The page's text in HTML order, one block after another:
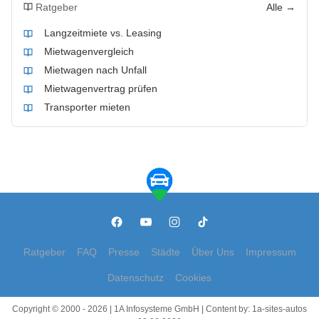
Ratgeber Alle →
Langzeitmiete vs. Leasing
Mietwagenvergleich
Mietwagen nach Unfall
Mietwagenvertrag prüfen
Transporter mieten
Ratgeber FAQ Presse Städte Über Uns Impressum
Datenschutz Cookies
Copyright © 2000 - 2026 | 1A Infosysteme GmbH | Content by: 1a-sites-autos